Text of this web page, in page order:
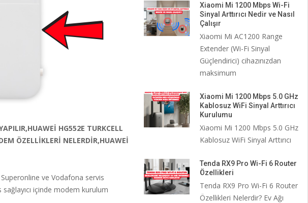
HG552E TURKCELL
ÖZELLİKLERİ NELERDİR,HUAWEİ
ve Vodafona servis
içinde modem kurulum
Xiaomi Mi 1200 Mbps Wi-Fi
Sinyal Arttırıcı Nedir ve Nasıl
Çalışır
Xiaomi Mi AC1200 Range
Extender (Wi-Fi Sinyal
Güçlendirici) cihazınızdan
maksimum
Xiaomi Mi 1200 Mbps 5.0 GHz
Kablosuz WiFi Sinyal Arttırıcı
Kurulumu
Xiaomi Mi 1200 Mbps 5.0 GHz
Kablosuz WiFi Sinyal Arttırıcı
Tenda RX9 Pro Wi-Fi 6 Router
Özellikleri
Tenda RX9 Pro Wi-Fi 6 Router
Özellikleri Nelerdir? Ev Ağı